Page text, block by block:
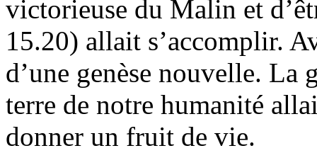
victorieuse du Malin et
15.20) allait s’accomplir.
d’une genèse nouvelle.
terre de notre humanité
donner un fruit de vie.